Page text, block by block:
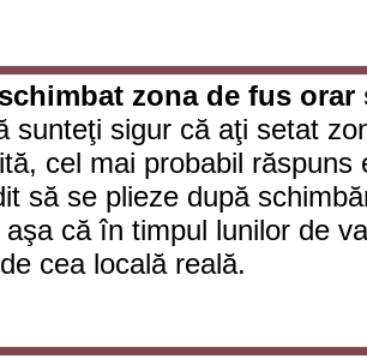
zona de fus
sunteţi sigur că aţi setat
cel mai probabil
să se plieze după
aşa că în timpul lunilor de
cea locală reală.